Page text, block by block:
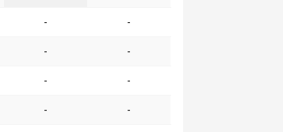
- -
- -
- -
- -